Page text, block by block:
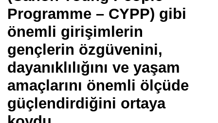
Programme – CYPP) gibi
önemli girişimlerin
gençlerin özgüvenini,
dayanıklılığını ve yaşam
amaçlarını önemli ölçüde
güçlendirdiğini ortaya